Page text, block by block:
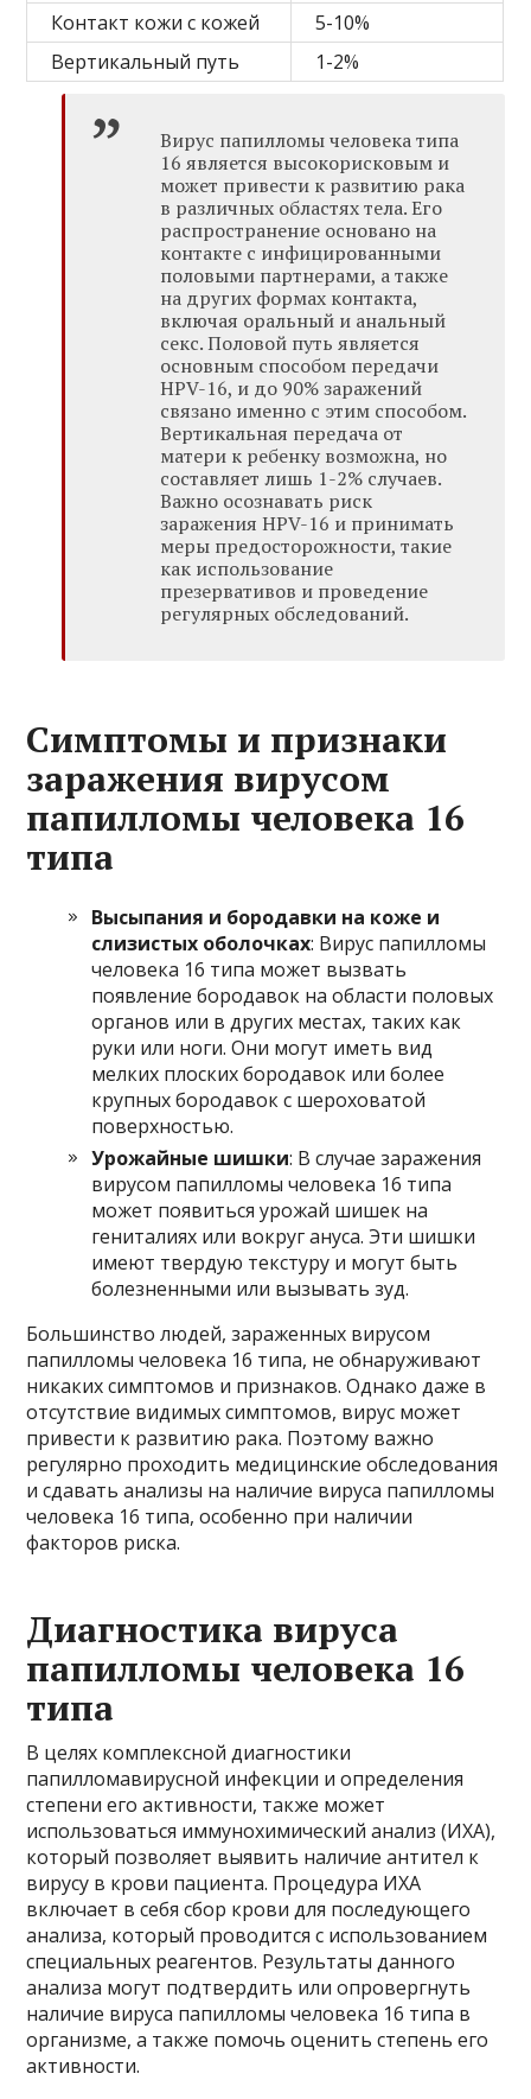
Контакт кожи с кожей
5-10%
Вертикальный путь
1-2%
Вирус папилломы человека типа
16 является высокорисковым и
может привести к развитию рака
в различных областях тела. Его
распространение основано на
контакте с инфицированными
половыми партнерами, а также
на других формах контакта,
включая оральный и анальный
секс. Половой путь является
основным способом передачи
HPV-16, и до 90% заражений
связано именно с этим способом.
Вертикальная передача от
матери к ребенку возможна, но
составляет лишь 1-2% случаев.
Важно осознавать риск
заражения HPV-16 и принимать
меры предосторожности, такие
как использование
презервативов и проведение
регулярных обследований.
Симптомы и признаки
заражения вирусом
папилломы человека 16
типа
Высыпания и бородавки на коже и
слизистых оболочках: Вирус папилломы
человека 16 типа может вызвать
появление бородавок на области половых
органов или в других местах, таких как
руки или ноги. Они могут иметь вид
мелких плоских бородавок или более
крупных бородавок с шероховатой
поверхностью.
Урожайные шишки: В случае заражения
вирусом папилломы человека 16 типа
может появиться урожай шишек на
гениталиях или вокруг ануса. Эти шишки
имеют твердую текстуру и могут быть
болезненными или вызывать зуд.
Большинство людей, зараженных вирусом
папилломы человека 16 типа, не обнаруживают
никаких симптомов и признаков. Однако даже в
отсутствие видимых симптомов, вирус может
привести к развитию рака. Поэтому важно
регулярно проходить медицинские обследования
и сдавать анализы на наличие вируса папилломы
человека 16 типа, особенно при наличии
факторов риска.
Диагностика вируса
папилломы человека 16
типа
В целях комплексной диагностики
папилломавирусной инфекции и определения
степени его активности, также может
использоваться иммунохимический анализ (ИХА),
который позволяет выявить наличие антител к
вирусу в крови пациента. Процедура ИХА
включает в себя сбор крови для последующего
анализа, который проводится с использованием
специальных реагентов. Результаты данного
анализа могут подтвердить или опровергнуть
наличие вируса папилломы человека 16 типа в
организме, а также помочь оценить степень его
активности.